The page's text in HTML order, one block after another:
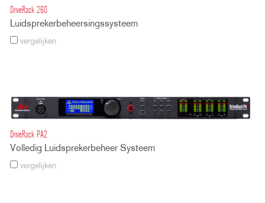
DriveRack 260
Luidsprekerbeheersingssysteem
vergelijken
DriveRack PA2
Volledig Luidsprekerbeheer Systeem
vergelijken